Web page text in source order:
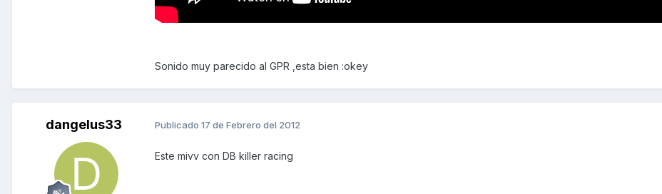
Sonido muy parecido al GPR ,esta bien :okey
dangelus33 Publicado 17 de Febrero del 2012
Este mivv con DB killer racing